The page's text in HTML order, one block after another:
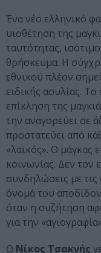
Ένα νέο ελληνικό
υιοθέτηση της
ταυτότητας,
θρήσκευμα. Η
εθνικού πλέον
ειδικής ασυλίας.
επίκληση της
την αναγορεύει σε
προστατεύει από
«λαϊκός». Ο μάγκας
κοινωνίας. Δεν τον
συνδηλώσεις με τις
όνομά του
όταν η συζήτηση
για την
Ο Νίκος Τσακνής